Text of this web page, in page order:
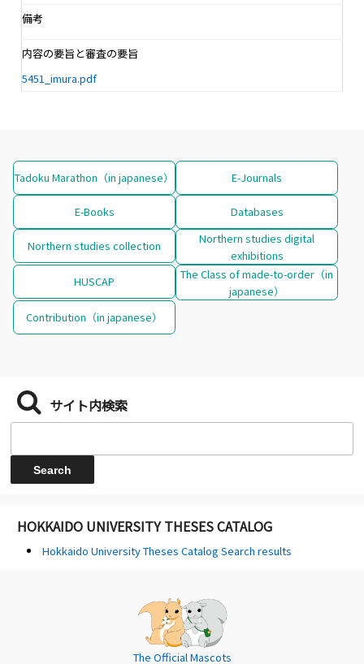
備考
内容の要旨と審査の要旨
5451_imura.pdf
Tadoku Marathon（in japanese） E-Journals
E-Books Databases
Northern studies collection
Northern studies digital
exhibitions
HUSCAP
The Class of made-to-order（in
japanese）
Contribution（in japanese）
サイト内検索
HOKKAIDO UNIVERSITY THESES CATALOG
Hokkaido University Theses Catalog Search results
The Official Mascots